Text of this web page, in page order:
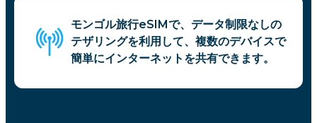
モンゴル旅行eSIMで、データ制限なしの
テザリングを利用して、複数のデバイスで
簡単にインターネットを共有できます。